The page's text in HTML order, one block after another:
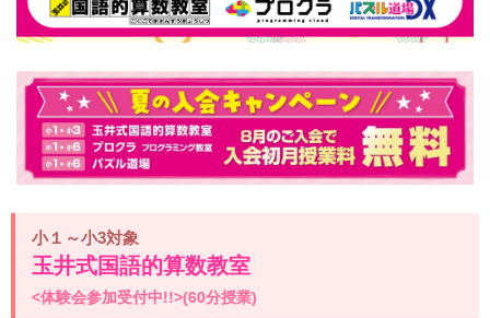
小１～小3対象
玉井式国語的算数教室
<体験会参加受付中!!>(60分授業)